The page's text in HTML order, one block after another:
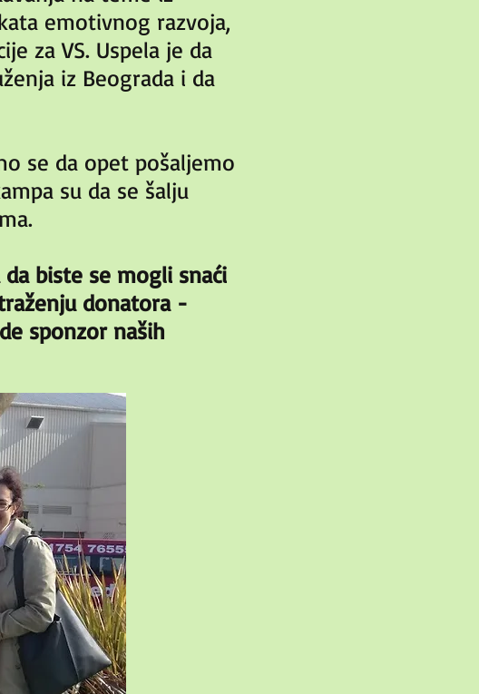
emotivnog razvoja,
za VS. Uspela je da
iz Beograda i da
se da opet pošaljemo
su da se šalju
da biste se mogli snaći
donatora -
sponzor naših